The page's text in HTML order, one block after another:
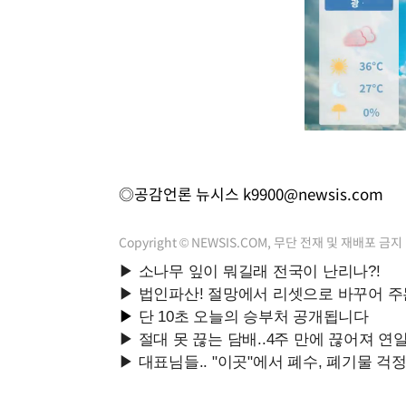
◎공감언론 뉴시스 k9900@newsis.com
Copyright © NEWSIS.COM, 무단 전재 및 재배포 금지